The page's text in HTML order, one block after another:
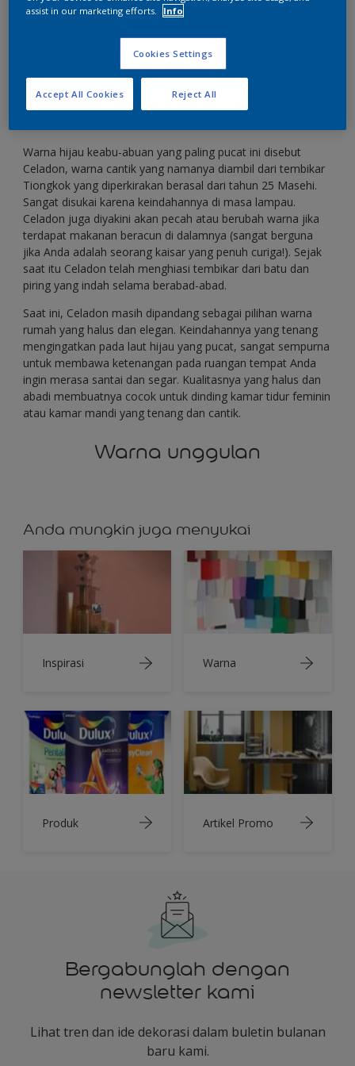
Pucat dan halus, warna ini tidak pernah keluar dari
Warna hijau keabu-abuan yang paling pucat ini disebut
Celadon, warna cantik yang namanya diambil dari tembikar
Tiongkok yang diperkirakan berasal dari tahun 25 Masehi.
Sangat disukai karena keindahannya di masa lampau.
Celadon juga diyakini akan pecah atau berubah warna jika
terdapat makanan beracun di dalamnya (sangat berguna
jika Anda adalah seorang kaisar yang penuh curiga!). Sejak
saat itu Celadon telah menghiasi tembikar dari batu dan
piring yang indah selama berabad-abad.
Saat ini, Celadon masih dipandang sebagai pilihan warna
rumah yang halus dan elegan. Keindahannya yang tenang
mengingatkan pada laut hijau yang pucat, sangat sempurna
untuk membawa ketenangan pada ruangan tempat Anda
ingin merasa santai dan segar. Kualitasnya yang halus dan
abadi membuatnya cocok untuk dinding kamar tidur feminin
atau kamar mandi yang tenang dan cantik.
Warna unggulan
Anda mungkin juga menyukai
Inspirasi Warna
Produk Artikel Promo
Bergabunglah dengan
newsletter kami
Lihat tren dan ide dekorasi dalam buletin bulanan
baru kami.
assist in our marketing efforts.
Info
Cookies Settings
Reject All
Accept All Cookies